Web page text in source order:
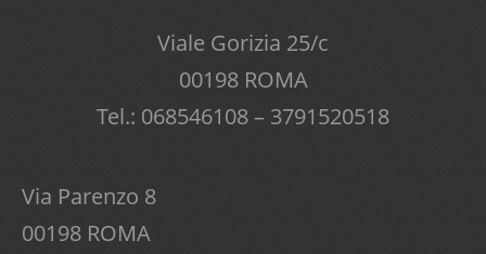
Viale Gorizia 25/c
00198 ROMA
Tel.: 068546108 – 3791520518
Via Parenzo 8
00198 ROMA